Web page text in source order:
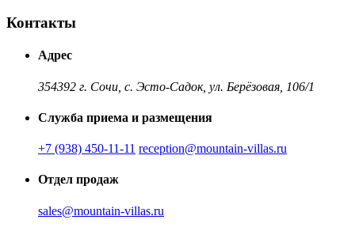
Контакты
Адрес
354392 г. Сочи, с. Эсто-Садок, ул. Берёзовая, 106/1
Служба приема и размещения
+7 (938) 450-11-11 reception@mountain-villas.ru
Отдел продаж
sales@mountain-villas.ru